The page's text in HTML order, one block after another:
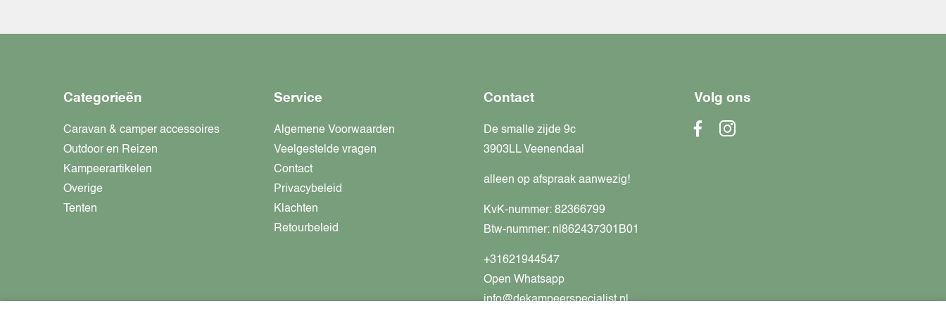
Categorieën
Caravan & camper accessoires
Outdoor en Reizen
Kampeerartikelen
Overige
Tenten
Service
Algemene Voorwaarden
Veelgestelde vragen
Contact
Privacybeleid
Klachten
Retourbeleid
Contact
De smalle zijde 9c
3903LL Veenendaal
alleen op afspraak aanwezig!
KvK-nummer: 82366799
Btw-nummer: nl862437301B01
+31621944547
Open Whatsapp
info@dekampeerspecialist.nl
Volg ons